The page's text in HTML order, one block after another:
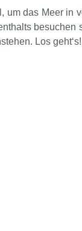
um das Meer in
besuchen
Los geht‘s!